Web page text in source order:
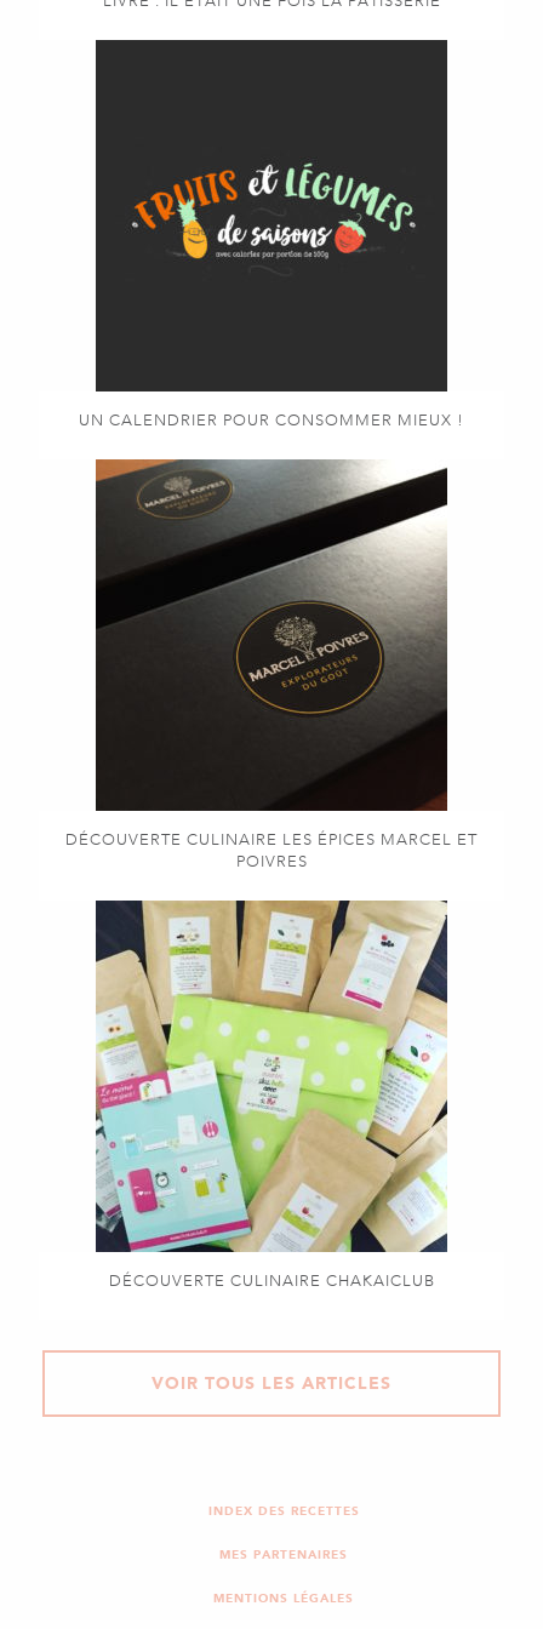
UN CALENDRIER POUR CONSOMMER MIEUX !
DÉCOUVERTE CULINAIRE LES ÉPICES MARCEL ET
POIVRES
DÉCOUVERTE CULINAIRE CHAKAICLUB
VOIR TOUS LES ARTICLES
INDEX DES RECETTES
MES PARTENAIRES
MENTIONS LÉGALES